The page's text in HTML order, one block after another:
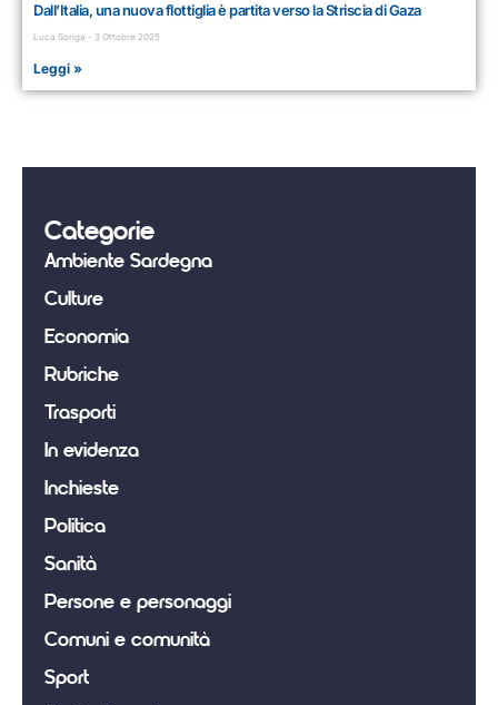
Dall’Italia, una nuova flottiglia è partita verso la Striscia di Gaza
Luca Soriga 3 Ottobre 2025
Leggi »
Categorie
Ambiente Sardegna
Culture
Economia
Rubriche
Trasporti
In evidenza
Inchieste
Politica
Sanità
Persone e personaggi
Comuni e comunità
Sport